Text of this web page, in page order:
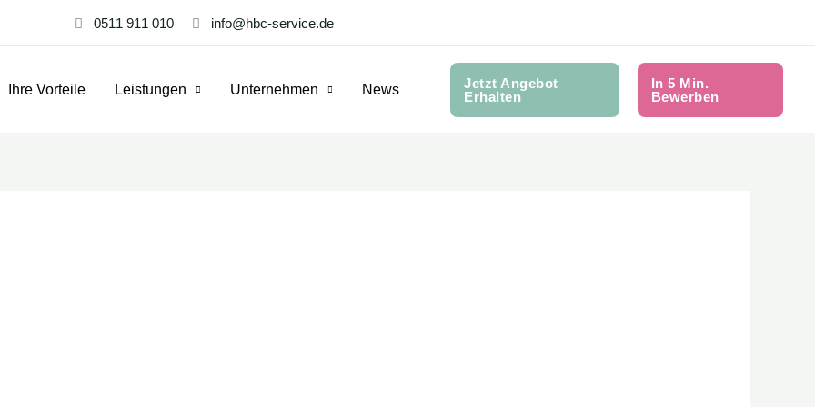
0511 911 010 info@hbc-service.de
Ihre Vorteile Leistungen Unternehmen News
Jetzt Angebot
Erhalten
In 5 Min.
Bewerben